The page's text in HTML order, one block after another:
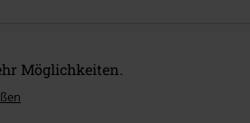
Möglichkeiten.